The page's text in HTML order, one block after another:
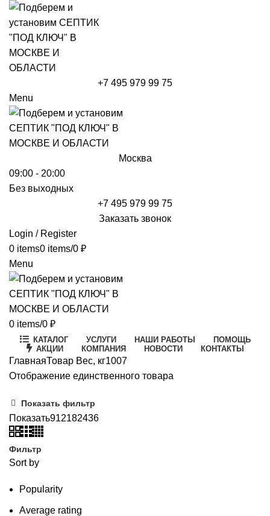
+7 495 979 99 75
Menu
Москва
09:00 - 20:00
Без выходных
+7 495 979 99 75
Заказать звонок
Login / Register
0 items0 items/0 ₽
Menu
0 items/0 ₽
КАТАЛОГ УСЛУГИ НАШИ РАБОТЫ
ПОМОЩЬ
АКЦИИ
КОМПАНИЯ НОВОСТИ КОНТАКТЫ
ГлавнаяТовар Вес, кг1007
Отображение единственного товара
Показать фильтр
Показать912182436
Фильтр
Sort by
Popularity
Average rating